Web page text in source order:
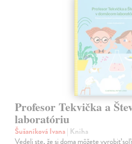
Profesor Tekvička a
laboratóriu
Šušaníková Ivana| Kniha
Vedeli ste, že si doma môžete vyrobiť